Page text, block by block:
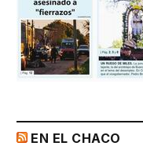
EN EL CHACO